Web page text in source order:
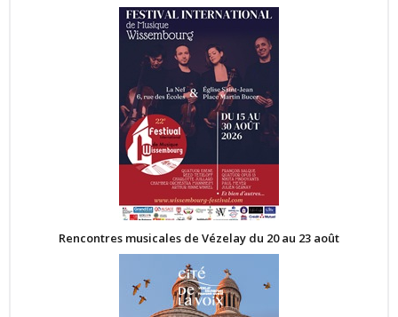
Rencontres musicales de Vézelay du 20 au 23 août